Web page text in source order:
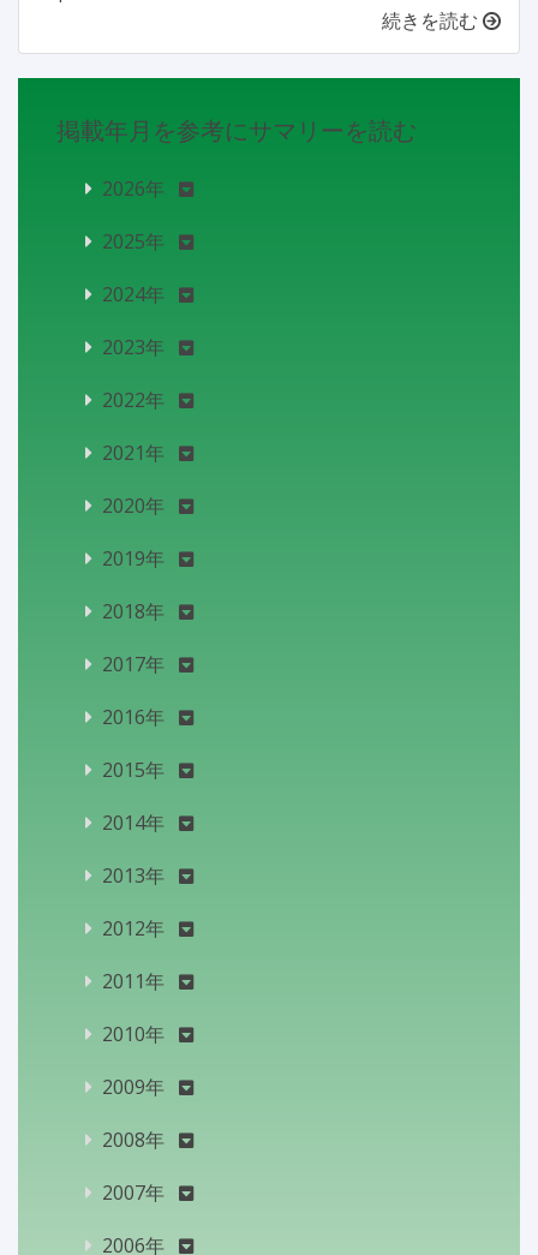
続きを読む
掲載年月を参考にサマリーを読む
2026年
2025年
2024年
2023年
2022年
2021年
2020年
2019年
2018年
2017年
2016年
2015年
2014年
2013年
2012年
2011年
2010年
2009年
2008年
2007年
2006年